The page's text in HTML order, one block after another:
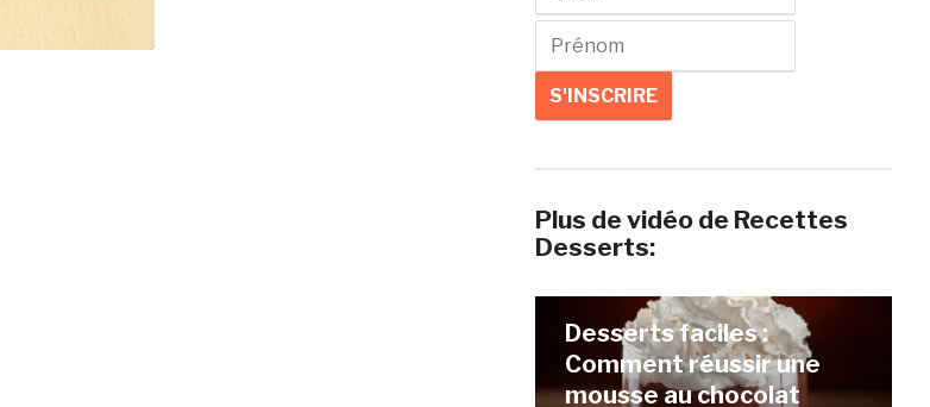
Plus de vidéo de Recettes
Desserts:
Desserts faciles :
Comment réussir une
mousse au chocolat